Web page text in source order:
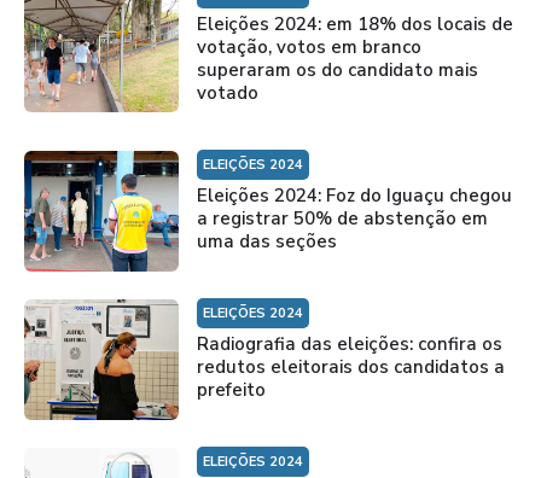
Eleições 2024: em 18% dos locais de
votação, votos em branco
superaram os do candidato mais
votado
ELEIÇÕES 2024
Eleições 2024: Foz do Iguaçu chegou
a registrar 50% de abstenção em
uma das seções
ELEIÇÕES 2024
Radiografia das eleições: confira os
redutos eleitorais dos candidatos a
prefeito
ELEIÇÕES 2024